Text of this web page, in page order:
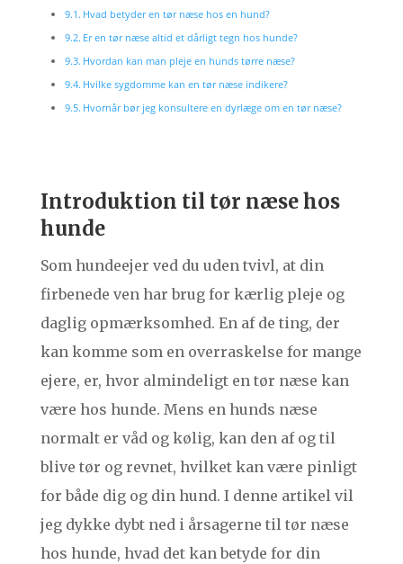
Hvad betyder en tør næse hos en hund?
Er en tør næse altid et dårligt tegn hos hunde?
Hvordan kan man pleje en hunds tørre næse?
Hvilke sygdomme kan en tør næse indikere?
Hvornår bør jeg konsultere en dyrlæge om en tør næse?
Introduktion til tør næse hos
hunde
Som hundeejer ved du uden tvivl, at din
firbenede ven har brug for kærlig pleje og
daglig opmærksomhed. En af de ting, der
kan komme som en overraskelse for mange
ejere, er, hvor almindeligt en tør næse kan
være hos hunde. Mens en hunds næse
normalt er våd og kølig, kan den af og til
blive tør og revnet, hvilket kan være pinligt
for både dig og din hund. I denne artikel vil
jeg dykke dybt ned i årsagerne til tør næse
hos hunde, hvad det kan betyde for din